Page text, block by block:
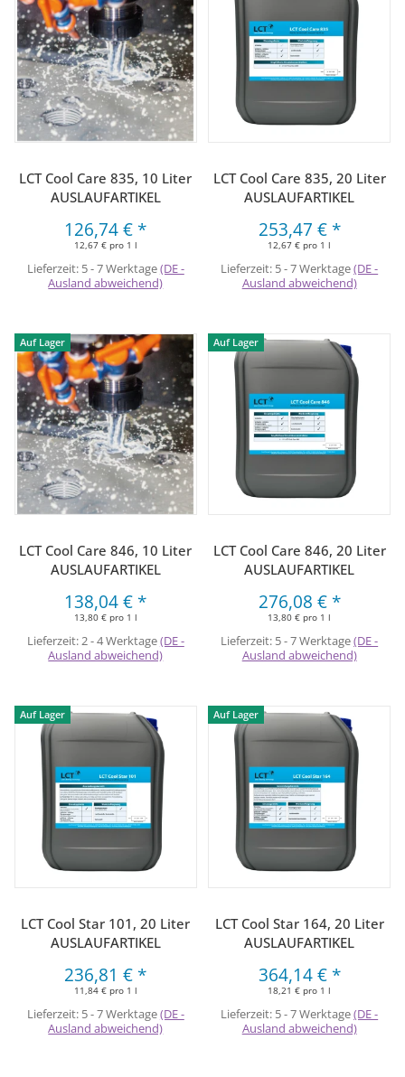
LCT Cool Care 835, 10 Liter
AUSLAUFARTIKEL
126,74 € *
12,67 € pro 1 l
Lieferzeit: 5 - 7 Werktage(DE -
Ausland abweichend)
LCT Cool Care 835, 20 Liter
AUSLAUFARTIKEL
253,47 € *
12,67 € pro 1 l
Lieferzeit: 5 - 7 Werktage(DE -
Ausland abweichend)
Auf Lager
LCT Cool Care 846, 10 Liter
AUSLAUFARTIKEL
138,04 € *
13,80 € pro 1 l
Lieferzeit:2 - 4 Werktage(DE -
Ausland abweichend)
Auf Lager
LCT Cool Care 846, 20 Liter
AUSLAUFARTIKEL
276,08 € *
13,80 € pro 1 l
Lieferzeit: 5 - 7 Werktage(DE -
Ausland abweichend)
Auf Lager
LCT Cool Star 101, 20 Liter
AUSLAUFARTIKEL
236,81 € *
11,84 € pro 1 l
Lieferzeit: 5 - 7 Werktage(DE -
Ausland abweichend)
Auf Lager
LCT Cool Star 164, 20 Liter
AUSLAUFARTIKEL
364,14 € *
18,21 € pro 1 l
Lieferzeit: 5 - 7 Werktage(DE -
Ausland abweichend)